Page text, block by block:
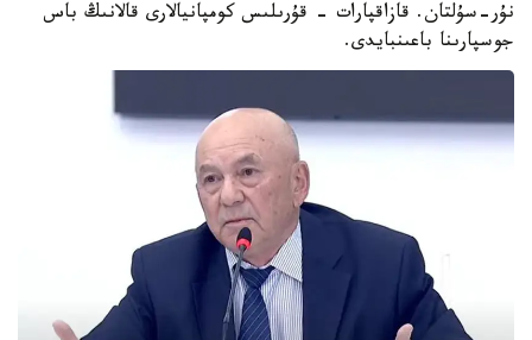
نۇر-سۇلتان. قازاقپارات - قۇرىلىس كومپانيالارى قالانىڭ باس
جوسپارىنا باعىنبايدى.